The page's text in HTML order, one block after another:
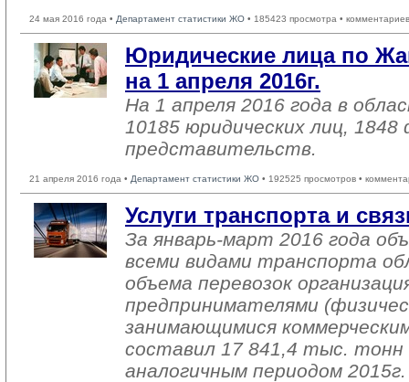
24 мая 2016 года • Департамент статистики ЖО • 185423 просмотра •
Юридические лица по
на 1 апреля 2016г.
На 1 апреля 2016 года в
10185 юридических лиц, 1848
представительств.
21 апреля 2016 года • Департамент статистики ЖО • 192525 просмотров •
Услуги транспорта и
За январь-март 2016 года
всеми видами транспорта
объема перевозок
предпринимателями
занимающимися
составил 17 841,4 тыс. тонн
аналогичным периодом